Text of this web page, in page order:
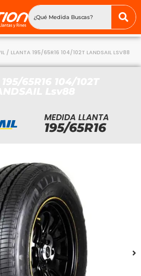
/ LLANTA 195/65R16 104/102T LANDSAIL LSV88
MEDIDA LLANTA
195/65R16